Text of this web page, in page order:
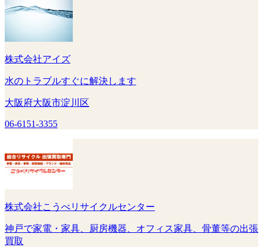
株式会社アイズ
水のトラブルすぐに解決します
大阪府大阪市淀川区
06-6151-3355
株式会社こうべリサイクルセンター
神戸で家電・家具、厨房機器、オフィス家具、骨董等の出張
買取